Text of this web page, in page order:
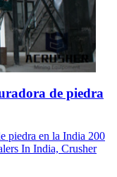
de piedra
piedra en la India 200
In India, Crusher